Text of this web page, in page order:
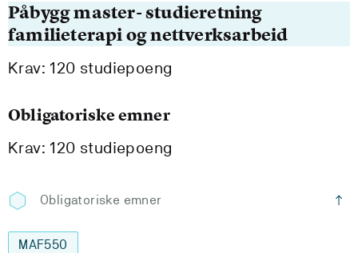
Påbygg master- studieretning
familieterapi og nettverksarbeid
Krav: 120 studiepoeng
Obligatoriske emner
Krav: 120 studiepoeng
Obligatoriske emner
MAF550